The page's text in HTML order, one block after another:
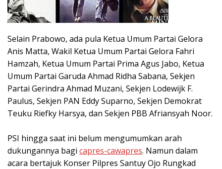
Selain Prabowo, ada pula Ketua Umum Partai Gelora
Anis Matta, Wakil Ketua Umum Partai Gelora Fahri
Hamzah, Ketua Umum Partai Prima Agus Jabo, Ketua
Umum Partai Garuda Ahmad Ridha Sabana, Sekjen
Partai Gerindra Ahmad Muzani, Sekjen Lodewijk F.
Paulus, Sekjen PAN Eddy Suparno, Sekjen Demokrat
Teuku Riefky Harsya, dan Sekjen PBB Afriansyah Noor.
PSI hingga saat ini belum mengumumkan arah
dukungannya bagi capres-cawapres. Namun dalam
acara bertajuk Konser Pilpres Santuy Ojo Rungkad